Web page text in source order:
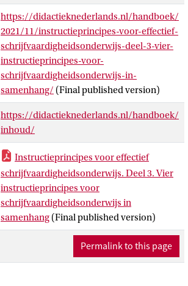
vakdidactisch onderzoek aan
instructieprincipes ten grondslag liggen.
Dit lemma over
schrijfvaardigheidsonderwijs bestaat uit
vier, zelfstandig te lezen delen. Deel 1
bespreekt wat we verstaan onder
instructieprincipes, en waarop we in dit
handboek instructieprincipes baseren. In
deel 2 selecteren we op basis van het
instructieprincipes voor goed
schrijfonderwijs. Deel 2 bevat veel links
naar praktisch voorbeeldmateriaal van
effectief gebleken programma’s. In deel 4
benaderen we de keuzes voor een
schrijfvaardigheidsprogramma vanuit de
leerling: de essentiële leeractiviteiten die
leerlingen zouden moeten doorlopen en
https://didactieknederlands.nl/handboek/
2021/11/instructieprincipes-voor-effectief-
schrijfvaardigheidsonderwijs-deel-3-vier-
instructieprincipes-voor-
schrijfvaardigheidsonderwijs-in-
samenhang/ (Final published version)
https://didactieknederlands.nl/handboek/
inhoud/
Instructieprincipes voor effectief
schrijfvaardigheidsonderwijs. Deel 3. Vier
instructieprincipes voor
schrijfvaardigheidsonderwijs in
samenhang (Final published version)
Permalink to this page